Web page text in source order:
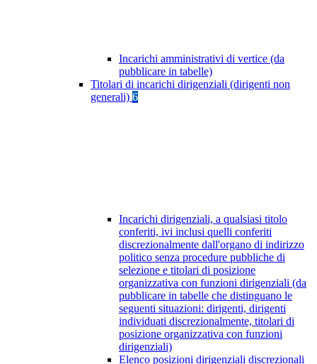
Incarichi amministrativi di vertice (da
pubblicare in tabelle)
Titolari di incarichi dirigenziali (dirigenti non
generali) 6
Incarichi dirigenziali, a qualsiasi titolo
conferiti, ivi inclusi quelli conferiti
discrezionalmente dall'organo di indirizzo
politico senza procedure pubbliche di
selezione e titolari di posizione
organizzativa con funzioni dirigenziali (da
pubblicare in tabelle che distinguano le
seguenti situazioni: dirigenti, dirigenti
individuati discrezionalmente, titolari di
posizione organizzativa con funzioni
dirigenziali)
Elenco posizioni dirigenziali discrezionali